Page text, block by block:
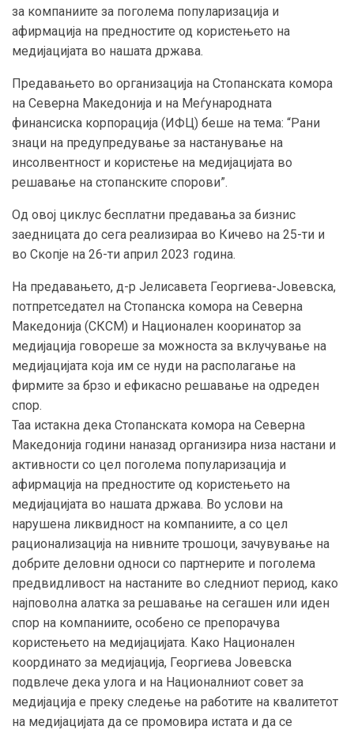
за компаниите за поголема популаризација и
афирмација на предностите од користењето на
медијацијата во нашата држава.
Предавањето во организација на Стопанската комора
на Северна Македонија и на Меѓународната
финансиска корпорација (ИФЦ) беше на тема: “Рани
знаци на предупредување за настанување на
инсолвентност и користење на медијацијата во
решавање на стопанските спорови”.
Од овој циклус бесплатни предавања за бизнис
заедницата до сега реализираа во Кичево на 25-ти и
во Скопје на 26-ти април 2023 година.
На предавањето, д-р Јелисавета Георгиева-Јовевска,
потпретседател на Стопанска комора на Северна
Македонија (СКСМ) и Национален кооринатор за
медијација говореше за можноста за вклучување на
медијацијата која им се нуди на располагање на
фирмите за брзо и ефикасно решавање на одреден
спор.
Таа истакна дека Стопанската комора на Северна
Македонија години наназад организира низа настани и
активности со цел поголема популаризација и
афирмација на предностите од користењето на
медијацијата во нашата држава. Во услови на
нарушена ликвидност на компаниите, а со цел
рационализација на нивните трошоци, зачувување на
добрите деловни односи со партнерите и поголема
предвидливост на настаните во следниот период, како
најповолна алатка за решавање на сегашен или иден
спор на компаниите, особено се препорачува
користењето на медијацијата. Како Национален
координато за медијација, Георгиева Јовевска
подвлече дека улога и на Националниот совет за
медијација е преку следење на работите на квалитетот
на медијацијата да се промовира истата и да се